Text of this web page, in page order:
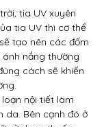
tia UV xuyên
tia UV thì cơ thể
tạo nên các đốm
nắng thường
cách sẽ khiến
nội tiết làm
da. Bên cạnh đó ở